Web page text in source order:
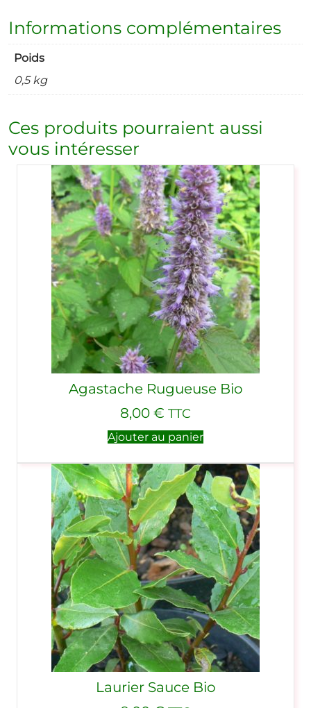
Informations complémentaires
Poids
0,5 kg
Ces produits pourraient aussi
vous intéresser
Agastache Rugueuse Bio
8,00 € TTC
Ajouter au panier
Laurier Sauce Bio